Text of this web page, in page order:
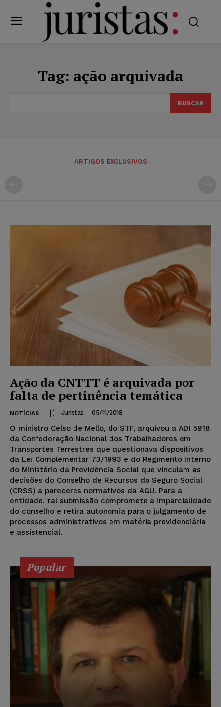
Tag: ação arquivada
BUSCAR
ARTIGOS EXCLUSIVOS
Ação da CNTTT é arquivada por
falta de pertinência temática
NOTÍCIAS Juristas - 05/11/2018
O ministro Celso de Mello, do STF, arquivou a ADI 5918
da Confederação Nacional dos Trabalhadores em
Transportes Terrestres que questionava dispositivos
da Lei Complementar 73/1993 e do Regimento Interno
do Ministério da Previdência Social que vinculam as
decisões do Conselho de Recursos do Seguro Social
(CRSS) a pareceres normativos da AGU. Para a
entidade, tal submissão compromete a imparcialidade
do conselho e retira autonomia para o julgamento de
processos administrativos em matéria previdenciária
e assistencial.
Popular